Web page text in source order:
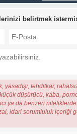
belirtmek
yasadışı, tehditkar,
düşürücü, kaba,
ya da benzeri
idari sorumluluk içeriği